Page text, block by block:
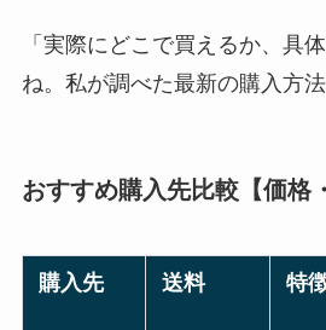
「実際にどこで買えるか、具
ね。私が調べた最新の購入方
おすすめ購入先比較【価格
購入先 送料 特